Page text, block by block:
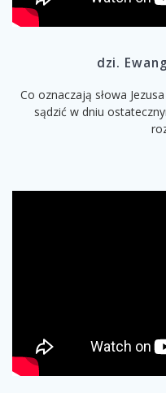
dzi.
Co oznaczają słowa
sądzić w dniu